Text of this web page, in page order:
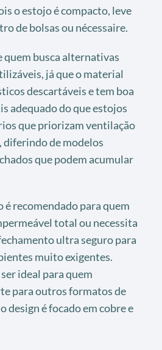
o estojo é compacto, leve
de bolsas ou nécessaire.
quem busca alternativas
já que o material
descartáveis e tem boa
adequado do que estojos
que priorizam ventilação
diferindo de modelos
que podem acumular
é recomendado para quem
total ou necessita
ultra seguro para
muito exigentes.
ideal para quem
para outros formatos de
design é focado em cobre e